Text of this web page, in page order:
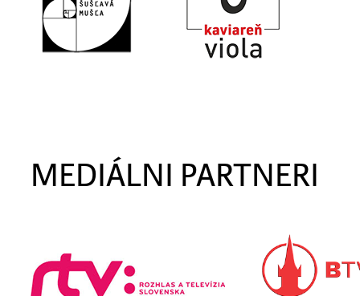
MEDIÁLNI PARTNERI